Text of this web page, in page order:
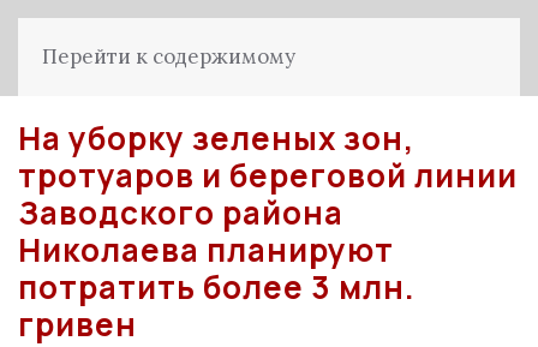
Перейти к содержимому
На уборку зеленых зон,
тротуаров и береговой линии
Заводского района
Николаева планируют
потратить более 3 млн.
гривен